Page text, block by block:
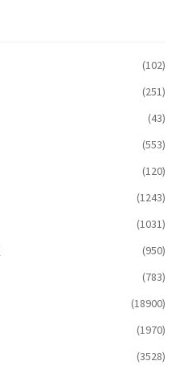
(102)
(251)
(43)
(553)
(120)
(1243)
(1031)
(950)
(783)
(18900)
(1970)
(3528)